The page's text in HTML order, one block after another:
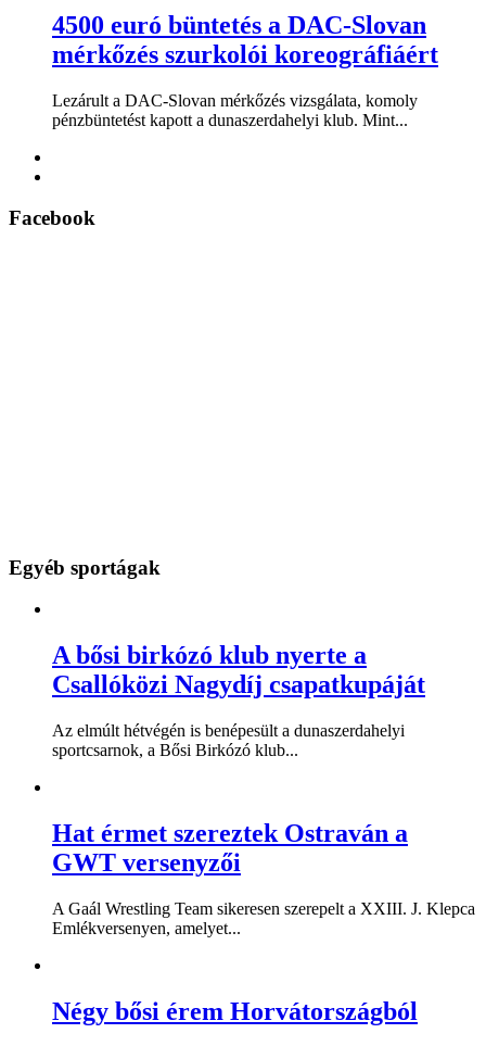
4500 euró büntetés a DAC-Slovan
mérkőzés szurkolói koreográfiáért
Lezárult a DAC-Slovan mérkőzés vizsgálata, komoly
pénzbüntetést kapott a dunaszerdahelyi klub. Mint...
Facebook
Egyéb sportágak
A bősi birkózó klub nyerte a
Csallóközi Nagydíj csapatkupáját
Az elmúlt hétvégén is benépesült a dunaszerdahelyi
sportcsarnok, a Bősi Birkózó klub...
Hat érmet szereztek Ostraván a
GWT versenyzői
A Gaál Wrestling Team sikeresen szerepelt a XXIII. J. Klepca
Emlékversenyen, amelyet...
Négy bősi érem Horvátországból